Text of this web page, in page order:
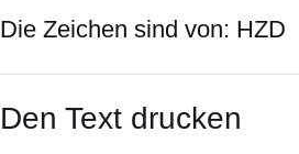
Die Zeichen sind von: HZD
Den Text drucken